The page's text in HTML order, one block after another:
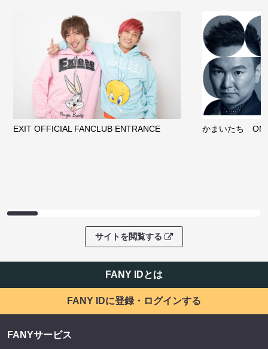
EXIT OFFICIAL FANCLUB ENTRANCE かまいたち
サイトを閲覧する
FANY IDとは
FANY IDに登録・ログインする
FANYサービス